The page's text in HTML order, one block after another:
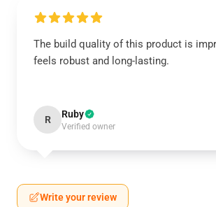
The build quality of this product is
feels robust and long-lasting.
R Ruby
Verified owner
Write your review